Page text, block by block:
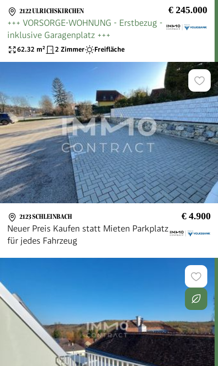
2122 ULRICHSKIRCHEN € 245.000
+++ VORSORGE-WOHNUNG - Erstbezug -
inklusive Garagenplatz +++
62.32 m² 2 Zimmer Freifläche
2123 SCHLEINBACH € 4.900
Neuer Preis Kaufen statt Mieten Parkplatz
für jedes Fahrzeug